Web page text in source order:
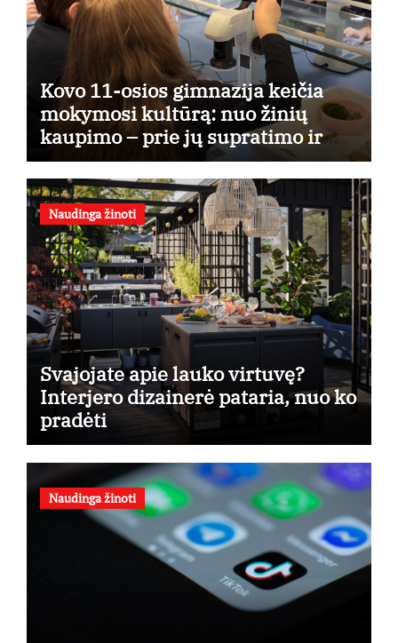
Kovo 11-osios gimnazija keičia
mokymosi kultūrą: nuo žinių
kaupimo – prie jų supratimo ir
taikymo
Naudinga žinoti
Svajojate apie lauko virtuvę?
Interjero dizainerė pataria, nuo ko
pradėti
Naudinga žinoti